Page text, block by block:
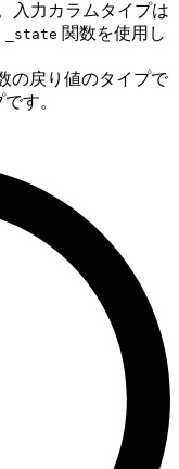
入力カラムタイプは
_state 関数を使用し
の戻り値のタイプで
す。